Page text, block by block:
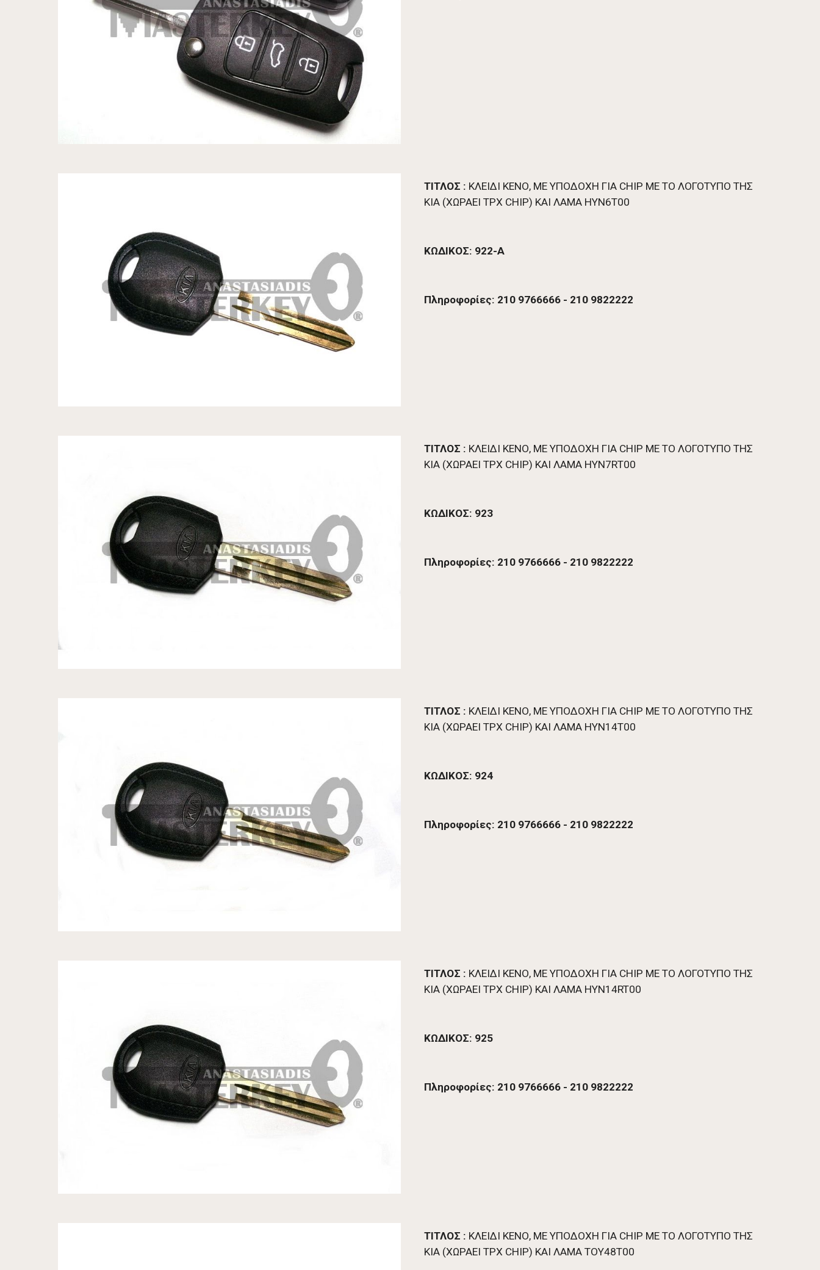
ΤΙΤΛΟΣ : ΚΛΕΙΔΙ ΚΕΝΟ, ΜΕ ΥΠΟΔΟΧΗ ΓΙΑ CHIP ME TO ΛΟΓΟΤΥΠΟ ΤΗΣ
ΚΙΑ (ΧΩΡΑΕΙ TPX CHIP) ΚΑΙ ΛΑΜΑ ΗΥΝ6Τ00
ΚΩΔΙΚΟΣ: 922-A
Πληροφορίες: 210 9766666 - 210 9822222
ΤΙΤΛΟΣ : ΚΛΕΙΔΙ ΚΕΝΟ, ΜΕ ΥΠΟΔΟΧΗ ΓΙΑ CHIP ME TO ΛΟΓΟΤΥΠΟ ΤΗΣ
ΚΙΑ (ΧΩΡΑΕΙ TPX CHIP) ΚΑΙ ΛΑΜΑ ΗΥΝ7RΤ00
ΚΩΔΙΚΟΣ: 923
Πληροφορίες: 210 9766666 - 210 9822222
ΤΙΤΛΟΣ : ΚΛΕΙΔΙ ΚΕΝΟ, ΜΕ ΥΠΟΔΟΧΗ ΓΙΑ CHIP ME TO ΛΟΓΟΤΥΠΟ ΤΗΣ
ΚΙΑ (ΧΩΡΑΕΙ TPX CHIP) ΚΑΙ ΛΑΜΑ HYN14T00
ΚΩΔΙΚΟΣ: 924
Πληροφορίες: 210 9766666 - 210 9822222
ΤΙΤΛΟΣ : ΚΛΕΙΔΙ ΚΕΝΟ, ΜΕ ΥΠΟΔΟΧΗ ΓΙΑ CHIP ME TO ΛΟΓΟΤΥΠΟ ΤΗΣ
ΚΙΑ (ΧΩΡΑΕΙ TPX CHIP) ΚΑΙ ΛΑΜΑ HYN14RT00
ΚΩΔΙΚΟΣ: 925
Πληροφορίες: 210 9766666 - 210 9822222
ΤΙΤΛΟΣ : ΚΛΕΙΔΙ ΚΕΝΟ, ΜΕ ΥΠΟΔΟΧΗ ΓΙΑ CHIP ME TO ΛΟΓΟΤΥΠΟ ΤΗΣ
ΚΙΑ (ΧΩΡΑΕΙ TPX CHIP) ΚΑΙ ΛΑΜΑ ΤΟΥ48Τ00